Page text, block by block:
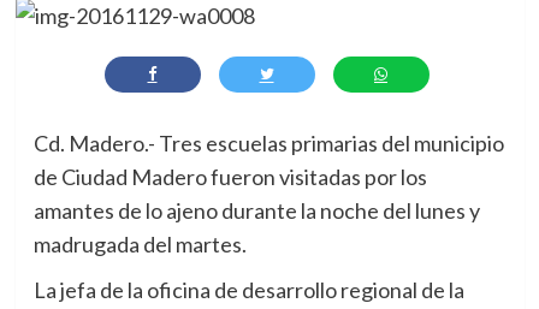
Cd. Madero.- Tres escuelas primarias del municipio
de Ciudad Madero fueron visitadas por los
amantes de lo ajeno durante la noche del lunes y
madrugada del martes.
La jefa de la oficina de desarrollo regional de la